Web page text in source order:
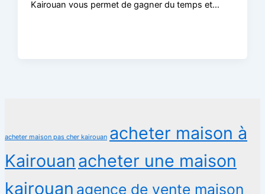
Kairouan vous permet de gagner du temps et…
acheter maison pas cher kairouan acheter maison à
Kairouan acheter une maison
kairouan agence de vente maison